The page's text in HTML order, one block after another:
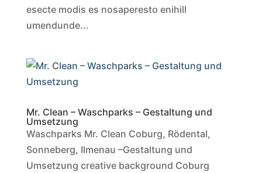
esecte modis es nosaperesto enihill
umendunde...
Mr. Clean – Waschparks – Gestaltung und
Umsetzung
Waschparks Mr. Clean Coburg, Rödental,
Sonneberg, Ilmenau –Gestaltung und
Umsetzung creative background Coburg